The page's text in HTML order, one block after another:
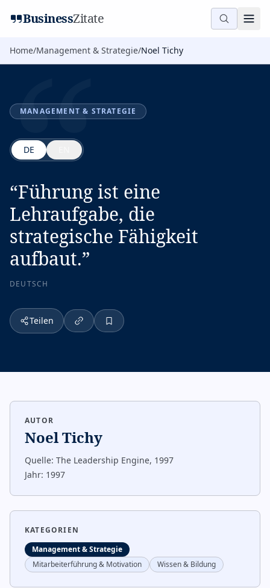
BusinessZitate
Home/Management & Strategie/Noel Tichy
“
MANAGEMENT & STRATEGIE
DE
“Führung ist eine
Lehraufgabe, die
strategische Fähigkeit
aufbaut.”
DEUTSCH
Teilen
AUTOR
Noel Tichy
Quelle: The Leadership Engine, 1997
Jahr: 1997
KATEGORIEN
Management & Strategie
Mitarbeiterführung & Motivation
Wissen & Bildung